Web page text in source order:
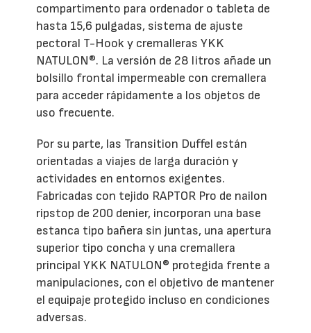
compartimento para ordenador o tableta de
hasta 15,6 pulgadas, sistema de ajuste
pectoral T-Hook y cremalleras YKK
NATULON®. La versión de 28 litros añade un
bolsillo frontal impermeable con cremallera
para acceder rápidamente a los objetos de
uso frecuente.
Por su parte, las Transition Duffel están
orientadas a viajes de larga duración y
actividades en entornos exigentes.
Fabricadas con tejido RAPTOR Pro de nailon
ripstop de 200 denier, incorporan una base
estanca tipo bañera sin juntas, una apertura
superior tipo concha y una cremallera
principal YKK NATULON® protegida frente a
manipulaciones, con el objetivo de mantener
el equipaje protegido incluso en condiciones
adversas.